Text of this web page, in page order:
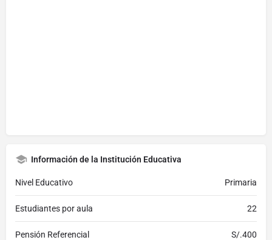
Información de la Institución Educativa
Nivel Educativo Primaria
Estudiantes por aula 22
Pensión Referencial S/.400